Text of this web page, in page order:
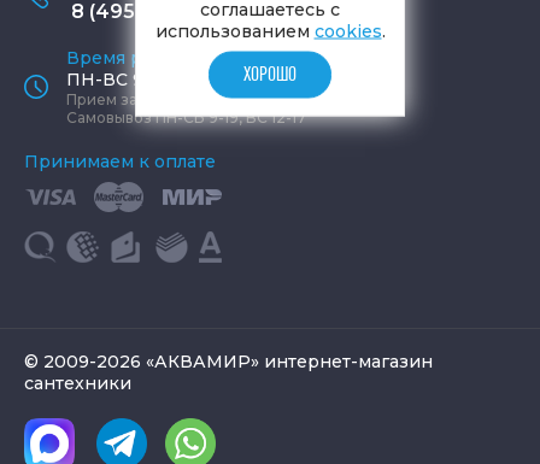
8 (495) 797-11-67
Время работы офиса
ПН-ВС 9:00 - 19:00
Прием заказов круглосуточно
Самовывоз ПН-СБ 9-19, ВС 12-17
Принимаем к оплате
© 2009-2026 «АКВАМИР» интернет-магазин
сантехники
соглашаетесь с
использованием cookies.
ХОРОШО